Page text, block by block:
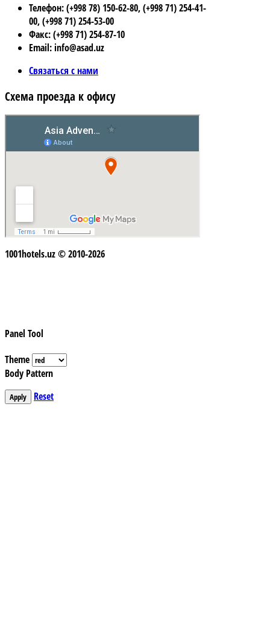
Телефон: (+998 78) 150-62-80, (+998 71) 254-41-
00, (+998 71) 254-53-00
Факс: (+998 71) 254-87-10
Email: info@asad.uz
Связаться с нами
Схема проезда к офису
1001hotels.uz © 2010-2026
Panel Tool
Theme
Body Pattern
Apply Reset